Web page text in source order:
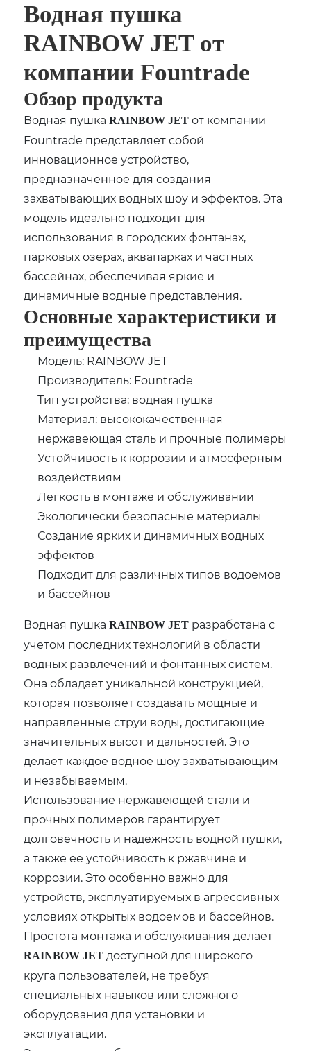
Водная пушка
RAINBOW JET от
компании Fountrade
Обзор продукта
Водная пушкаRAINBOW JET от компании
Fountrade представляет собой
инновационное устройство,
предназначенное для создания
захватывающих водных шоу и эффектов. Эта
модель идеально подходит для
использования в городских фонтанах,
парковых озерах, аквапарках и частных
бассейнах, обеспечивая яркие и
динамичные водные представления.
Основные характеристики и
преимущества
Модель: RAINBOW JET
Производитель: Fountrade
Тип устройства: водная пушка
Материал: высококачественная
нержавеющая сталь и прочные полимеры
Устойчивость к коррозии и атмосферным
воздействиям
Легкость в монтаже и обслуживании
Экологически безопасные материалы
Создание ярких и динамичных водных
эффектов
Подходит для различных типов водоемов
и бассейнов
Водная пушкаRAINBOW JET разработана с
учетом последних технологий в области
водных развлечений и фонтанных систем.
Она обладает уникальной конструкцией,
которая позволяет создавать мощные и
направленные струи воды, достигающие
значительных высот и дальностей. Это
делает каждое водное шоу захватывающим
и незабываемым.
Использование нержавеющей стали и
прочных полимеров гарантирует
долговечность и надежность водной пушки,
а также ее устойчивость к ржавчине и
коррозии. Это особенно важно для
устройств, эксплуатируемых в агрессивных
условиях открытых водоемов и бассейнов.
Простота монтажа и обслуживания делает
RAINBOW JET доступной для широкого
круга пользователей, не требуя
специальных навыков или сложного
оборудования для установки и
эксплуатации.